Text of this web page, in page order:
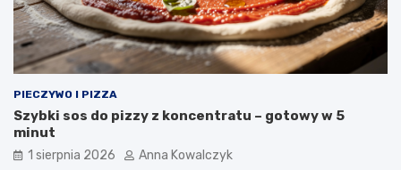
PIECZYWO I PIZZA
Szybki sos do pizzy z koncentratu – gotowy w 5
minut
1 sierpnia 2026 Anna Kowalczyk